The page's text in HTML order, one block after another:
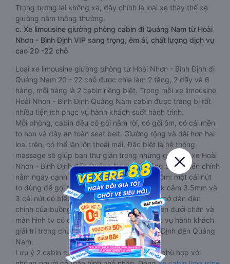
Trong tương lai không xa, đây chính là loại xe thay thế xe
giường nằm thông thường.
c. Xe limousine giường phòng cabin đi Quảng Nam từ Hoài
Nhơn - Bình Định VIP sang trọng, êm ái, chất lượng dịch vụ
cao 20 -22 chỗ
Loại xe limousine giường phòng từ Hoài Nhơn - Bình Định đi
Quảng Nam 20 - 22 chỗ được chia làm 2 tầng, 2 dãy và 6
hàng, mỗi hàng là 2 cabin riêng biệt. Trong mỗi xe limousine
Hoài Nhơn - Bình Định Quảng Nam cabin được trang bị rất
nhiều tiện ích phục vụ hành khách suốt hành trình.
Mỗi phòng, cabin đều có gối nằm rời, có gối ôm, có cái mền
to hơn và dây an toàn seat belt. Giường rộng và dài hơn hai
loại trên, có thể lăn lộn thoải mái. Đặc biệt là hệ thống
massage sẽ giúp bạn thư giãn trong những giờ nằm xe Hoài
Nhơn - Bình Định đến Quảng Nam dài. Bảng điều khiển chính
nằm ngay cạnh đầu để tiện tay tuỳ chỉnh gồm: một cái nút
to đùng để gọi tiếp viên, 2 cổng USB , 1 jack cắm 3.5mm và
3 cái nút có biểu tượng nguồn dùng để tắt/mở dàn đèn
chính của buồng nằm chạy dọc trên đầu, đèn dưới chân và
màn hình tv có đầy đủ phim chuẩn HD phục vụ hành khách
giải trí trong chuyến đi từ Hoài Nhơn - Bình Định đến Quảng
Nam.
Lưu ý 2 cabin cuối thường thiết kế nhỏ hơn phù hợp với